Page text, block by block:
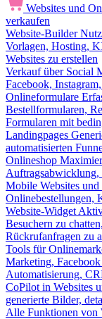
Websites und
verkaufen
Website-Builder
Vorlagen, Hosting,
Websites zu erstellen
Verkauf über Social
Facebook,
Onlineformulare
Bestellformularen,
Formularen mit
Landingpages
automatisierten
Onlineshop
Mobile Websites
Onlinebestellungen,
Website-Widget
Besuchern zu
Rückrufanfragen zu
Tools für
Marketing,
Automatisierung,
CoPilot in Websites
generierte Bilder,
Alle Funktionen von